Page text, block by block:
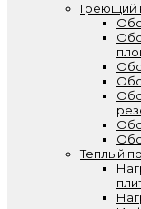
Греющий
Теплый